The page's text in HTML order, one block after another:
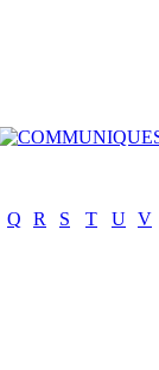
Q R S T U V